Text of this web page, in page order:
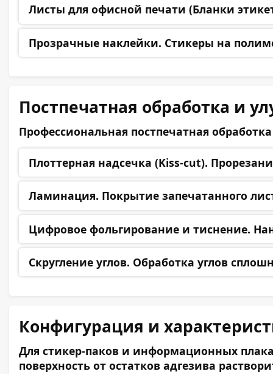
Листы для офисной печати (Бланки
Прозрачные наклейки. Стикеры на
Постпечатная обработка и
Профессиональная постпечатная
Плоттерная надсечка (Kiss-cut).
Ламинация. Покрытие запечатанного
Цифровое фольгирование и тиснение.
Скругление углов. Обработка углов
Конфигурация и
Для стикер-паков и информационных
поверхность от остатков адгезива